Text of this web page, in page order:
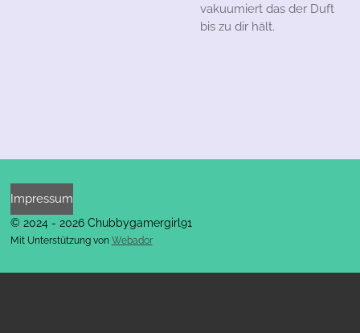
vakuumiert das der Duft
bis zu dir hält.
Impressum
© 2024 - 2026 Chubbygamergirl91
Mit Unterstützung von Webador